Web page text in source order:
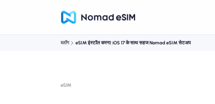
ब्लॉग eSIM इंस्टॉल करना: iOS 17 के साथ सहज Nomad eSIM सेटअप
eSIM